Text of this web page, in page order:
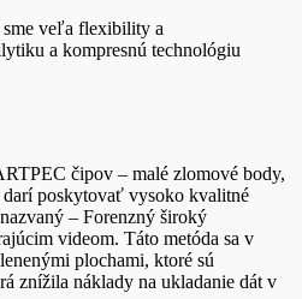
sme veľa flexibility a
a kompresnú technológiu
čipov – malé zlomové body,
poskytovať vysoko kvalitné
– Forenzný široký
videom. Táto metóda sa v
plochami, ktoré sú
znížila náklady na ukladanie dát v